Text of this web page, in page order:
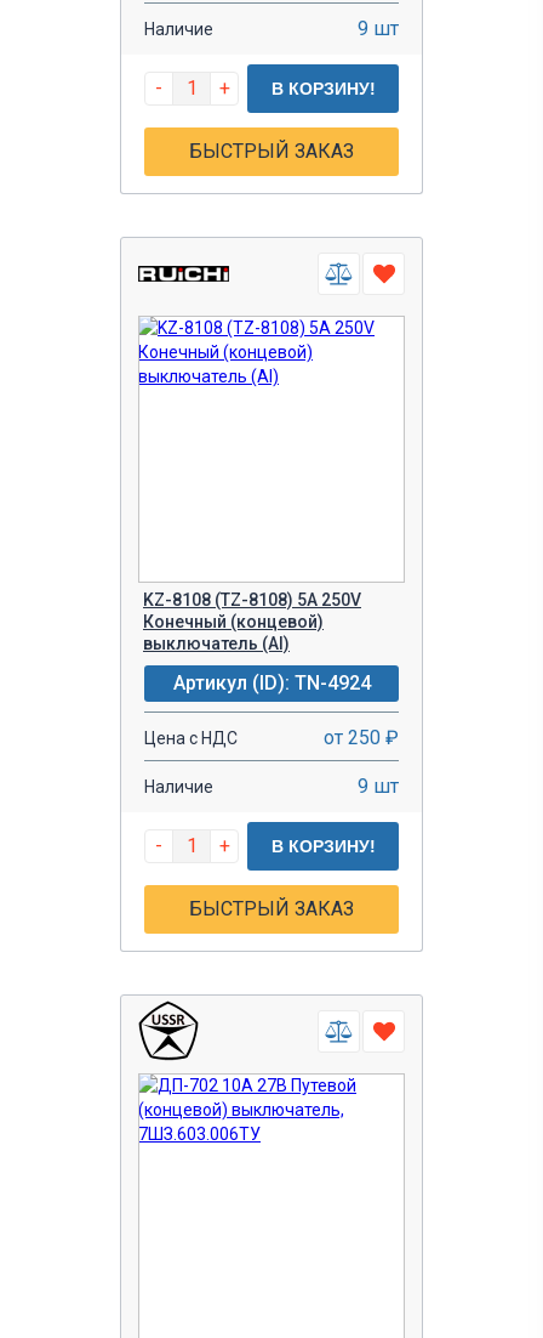
Наличие 9 шт
- + В КОРЗИНУ!
БЫСТРЫЙ ЗАКАЗ
KZ-8108 (TZ-8108) 5A 250V
Конечный (концевой)
выключатель (Al)
Артикул (ID): TN-4924
Цена с НДС от 250 ₽
Наличие 9 шт
- + В КОРЗИНУ!
БЫСТРЫЙ ЗАКАЗ